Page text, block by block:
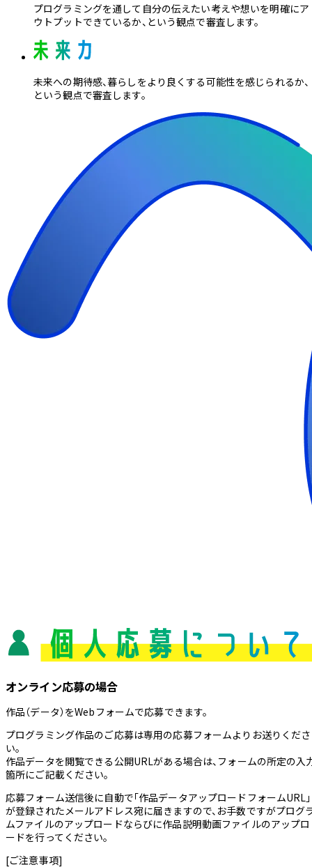
プログラミングを通して 自分の伝えたい考えや想いを明確にア
ウトプットできているか、という観点で審査します。
未来への期待感、暮らしをより良くする可能性を感じられるか、
という観点で審査します。
オンライン応募の場合
作品（データ）をWebフォームで応募できます。
プログラミング作品のご応募は専用の応募フォームよりお送りくださ
い。
作品データを閲覧できる公開URLがある場合は、フォームの所定の入
箇所にご記載ください。
応募フォーム送信後に自動で「作品データアップロードフォームURL」
が登録されたメールアドレス宛に届きますので、お手数ですがプログ
ムファイルのアップロードならびに作品説明動画ファイルのアップロ
ードを行ってください。
[ご注意事項]